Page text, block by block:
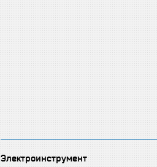
Электроинструмент